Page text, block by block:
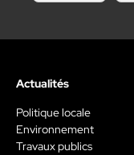
Actualités
Politique locale
Environnement
Travaux publics